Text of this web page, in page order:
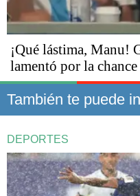
¡Qué lástima, Manu!
lamentó por la
También te puede
DEPORTES